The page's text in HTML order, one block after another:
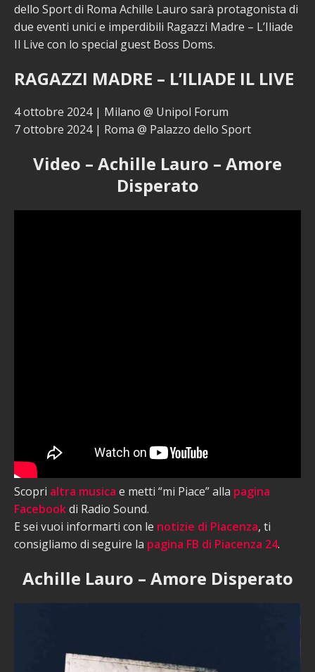
dello Sport di Roma Achille Lauro sarà protagonista di
due eventi unici e imperdibili Ragazzi Madre – L’Iliade
Il Live con lo special guest Boss Doms.
RAGAZZI MADRE – L’ILIADE IL LIVE
4 ottobre 2024 | Milano @ Unipol Forum
7 ottobre 2024 | Roma @ Palazzo dello Sport
Video – Achille Lauro – Amore
Disperato
Scopri altra musica e metti “mi Piace” alla pagina
Facebookdi Radio Sound.
E sei vuoi informarti con le notizie di Piacenza, ti
consigliamo di seguire la pagina FB di Piacenza 24.
Achille Lauro – Amore Disperato